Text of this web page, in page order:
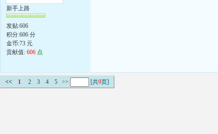
新手上路
发贴:606
积分:606 分
金币:73 元
贡献值: 606 点
<< 1 2 3 4 5 >> [共9页]